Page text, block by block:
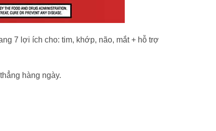
7 lợi ích cho: tim, khớp, não, mắt + hỗ trợ
hàng ngày.